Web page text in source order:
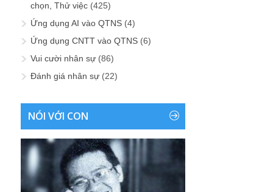
chọn, Thử việc (425)
Ứng dụng AI vào QTNS (4)
Ứng dụng CNTT vào QTNS (6)
Vui cười nhân sự (86)
Đánh giá nhân sự (22)
NÓI VỚI CON